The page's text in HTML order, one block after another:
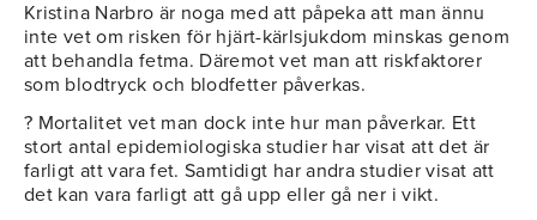
Kristina Narbro är noga med att påpeka att man ännu
inte vet om risken för hjärt-kärlsjukdom minskas genom
att behandla fetma. Däremot vet man att riskfaktorer
som blodtryck och blodfetter påverkas.
? Mortalitet vet man dock inte hur man påverkar. Ett
stort antal epidemiologiska studier har visat att det är
farligt att vara fet. Samtidigt har andra studier visat att
det kan vara farligt att gå upp eller gå ner i vikt.